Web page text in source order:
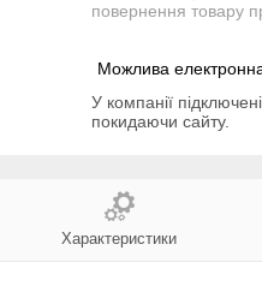
повернення товару
У компанії
покидаючи сайту.
Характеристики